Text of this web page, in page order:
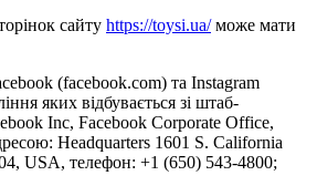
сайту https://toysi.ua/може мати
(facebook.com) та Instagram
яких відбувається зі штаб-
Inc, Facebook Corporate Office,
Headquarters 1601 S. California
USA, телефон: +1 (650) 543-4800;